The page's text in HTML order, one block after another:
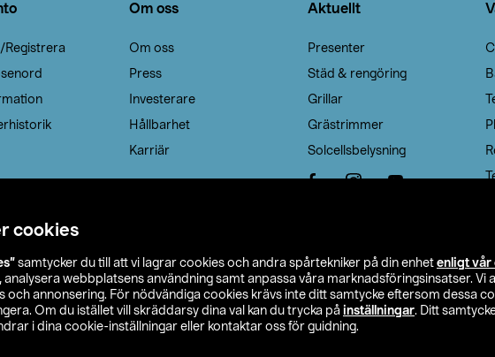
cookies
samtycker du till att vi lagrar cookies och andra spårtekniker på din enhet enligt vår
webbplatsens användning samt anpassa våra marknadsföringsinsatser. Vi
och annonsering. För nödvändiga cookies krävs inte ditt samtycke eftersom dessa
Om du istället vill skräddarsy dina val kan du trycka på inställningar. Ditt
i dina cookie-inställningar eller kontaktar oss för guidning.
Registrera
Om oss
Om oss
Press
Investerare
Hållbarhet
Karriär
Aktuellt
Presenter
Städ & rengöring
Grillar
Grästrimmer
Solcellsbelysning